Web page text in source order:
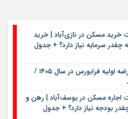
مسکن در نازی‌آباد | خرید
منطقه چقدر سرمایه نیاز دارد؟ + جدول
هشتمین عرضه اولیه فرابورس در سال ۱۴۰۵ /
مسکن در یوسف‌آباد | رهن و
بودجه نیاز دارد؟ + جدول